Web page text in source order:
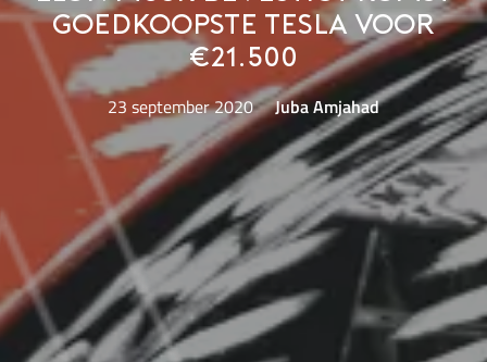
goedkoopste Tesla voor
€21.500
23 september 2020 Juba Amjahad